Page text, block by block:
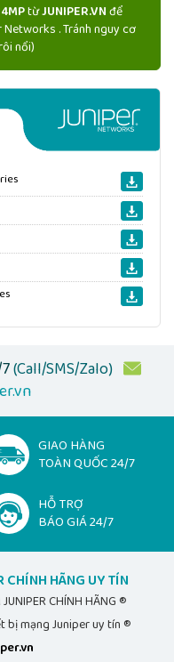
từJUNIPER.VNđể
. Tránh nguy cơ
nổi)
(Call/SMS/Zalo)
GIAO HÀNG
TOÀN QUỐC 24/7
HỖ TRỢ
BÁO GIÁ 24/7
CHÍNH HÃNG UY TÍN
CHÍNH HÃNG ®
bị mạng Juniper uy tín ®